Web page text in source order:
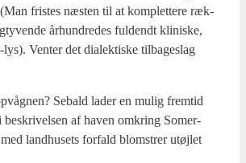
fri­stes næsten til at kom­plet­te­re ræk­
århund­re­des ful­dendt kli­ni­ske,
Ven­ter det dia­lek­ti­ske til­ba­ge­slag
Sebald lader en mulig frem­tid
beskri­vel­sen af haven omkring Somer­
land­hu­sets for­fald blom­strer utøj­let